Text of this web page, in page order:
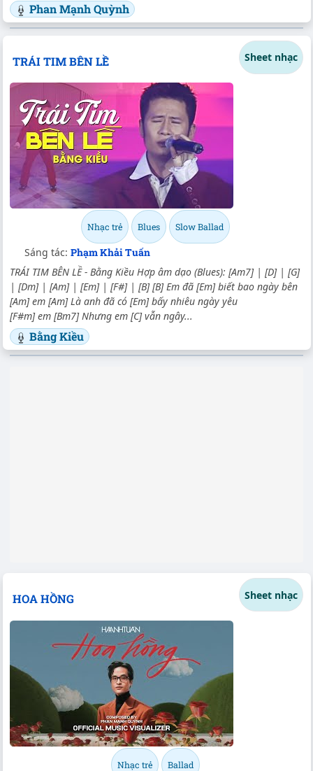
Phan Mạnh Quỳnh
TRÁI TIM BÊN LỀ Sheet nhạc
Nhạc trẻ Blues Slow Ballad
Sáng tác: Phạm Khải Tuấn
TRÁI TIM BÊN LỀ - Bằng Kiều Hợp âm dạo (Blues): [Am7] | [D] | [G]
| [Dm] | [Am] | [Em] | [F#] | [B] [B] Em đã [Em] biết bao ngày bên
[Am] em [Am] Là anh đã có [Em] bấy nhiêu ngày yêu
[F#m] em [Bm7] Nhưng em [C] vẫn ngây...
Bằng Kiều
HOA HỒNG Sheet nhạc
Nhạc trẻ Ballad